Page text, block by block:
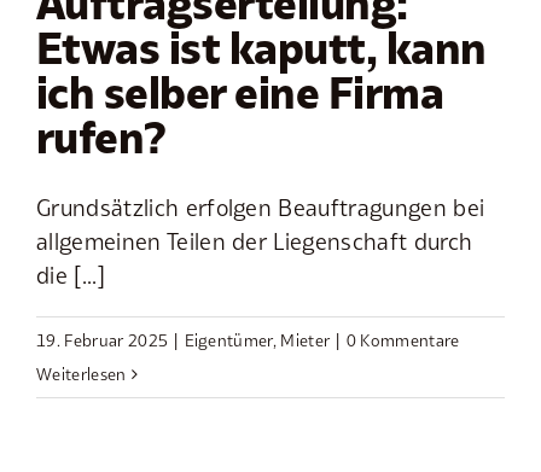
Etwas ist kaputt, kann
ich selber eine Firma
rufen?
Grundsätzlich erfolgen Beauftragungen bei
allgemeinen Teilen der Liegenschaft durch
die [...]
19. Februar 2025 Eigentümer, Mieter
0 Kommentare
Weiterlesen